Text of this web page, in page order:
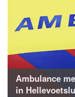
Ambulance
in